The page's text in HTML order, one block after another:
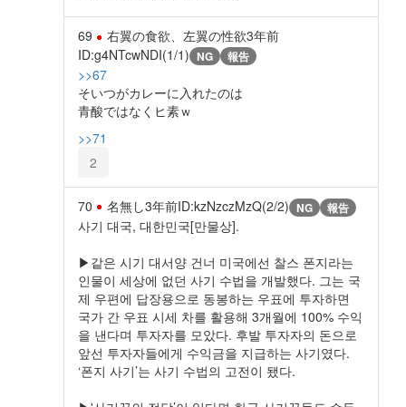
69 右翼の食欲、左翼の性欲3年前
ID:g4NTcwNDI(1/1) NG 報告
>>67
そいつがカレーに入れたのは
青酸ではなくヒ素ｗ
>>71
2
70 名無し3年前ID:kzNzczMzQ(2/2) NG 報告
사기 대국, 대한민국[만물상].
▶같은 시기 대서양 건너 미국에선 찰스 폰지라는
인물이 세상에 없던 사기 수법을 개발했다. 그는 국
제 우편에 답장용으로 동봉하는 우표에 투자하면
국가 간 우표 시세 차를 활용해 3개월에 100% 수익
을 낸다며 투자자를 모았다. 후발 투자자의 돈으로
앞선 투자자들에게 수익금을 지급하는 사기였다.
‘폰지 사기’는 사기 수법의 고전이 됐다.